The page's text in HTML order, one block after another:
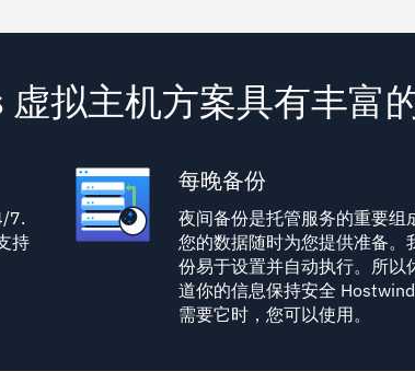
拟主机方案具有丰富
7.
持
每晚备份
夜间备份是托管服务的重要组
您的数据随时为您提供准备。
份易于设置并自动执行。所以
道你的信息保持安全
需要它时，您可以使用。